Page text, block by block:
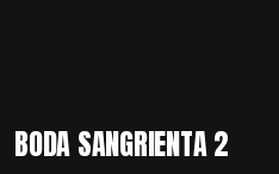
BODA SANGRIENTA 2